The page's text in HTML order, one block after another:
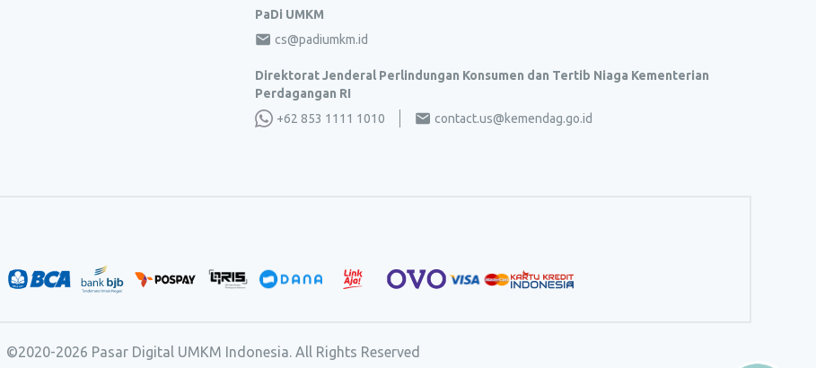
PaDi UMKM
cs@padiumkm.id
Direktorat Jenderal Perlindungan Konsumen dan Tertib Niaga Kementerian
Perdagangan RI
+62 853 1111 1010
contact.us@kemendag.go.id
©2020-2026 Pasar Digital UMKM Indonesia. All Rights Reserved